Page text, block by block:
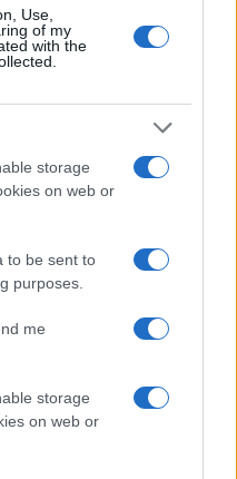
Use,
of my
with the
storage
on web or
to be sent to
purposes.
me
storage
on web or
di Andrea Pirlo?
che hanno
vedere l’amichevole
figli e vita privata
e classifiche su